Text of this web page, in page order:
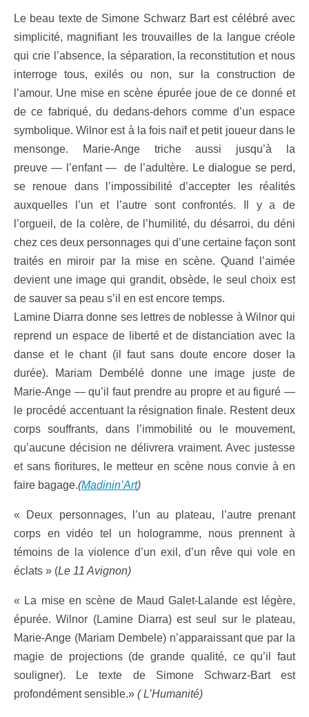
Le beau texte de Simone Schwarz Bart est célébré avec
simplicité, magnifiant les trouvailles de la langue créole
qui crie l’absence, la séparation, la reconstitution et nous
interroge tous, exilés ou non, sur la construction de
l’amour. Une mise en scène épurée joue de ce donné et
de ce fabriqué, du dedans-dehors comme d’un espace
symbolique. Wilnor est à la fois naïf et petit joueur dans le
mensonge. Marie-Ange triche aussi jusqu’à la
preuve — l’enfant — de l’adultère. Le dialogue se perd,
se renoue dans l’impossibilité d’accepter les réalités
auxquelles l’un et l’autre sont confrontés. Il y a de
l’orgueil, de la colère, de l’humilité, du désarroi, du déni
chez ces deux personnages qui d’une certaine façon sont
traités en miroir par la mise en scène. Quand l’aimée
devient une image qui grandit, obsède, le seul choix est
de sauver sa peau s’il en est encore temps.
Lamine Diarra donne ses lettres de noblesse à Wilnor qui
reprend un espace de liberté et de distanciation avec la
danse et le chant (il faut sans doute encore doser la
durée). Mariam Dembélé donne une image juste de
Marie-Ange — qu’il faut prendre au propre et au figuré —
le procédé accentuant la résignation finale. Restent deux
corps souffrants, dans l’immobilité ou le mouvement,
qu’aucune décision ne délivrera vraiment. Avec justesse
et sans fioritures, le metteur en scène nous convie à en
faire bagage.(Madinin’Art)
« Deux personnages, l’un au plateau, l’autre prenant
corps en vidéo tel un hologramme, nous prennent à
témoins de la violence d’un exil, d’un rêve qui vole en
éclats » (Le 11 Avignon)
« La mise en scène de Maud Galet-Lalande est légère,
épurée. Wilnor (Lamine Diarra) est seul sur le plateau,
Marie-Ange (Mariam Dembele) n’apparaissant que par la
magie de projections (de grande qualité, ce qu’il faut
souligner). Le texte de Simone Schwarz-Bart est
profondément sensible.» ( L’Humanité)